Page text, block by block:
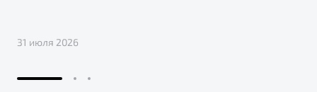
31 июля 2026